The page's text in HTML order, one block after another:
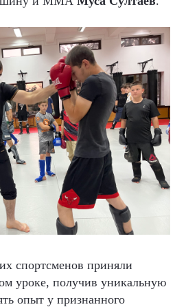
спортсменов приняли
уроке, получив уникальную
опыт у признанного